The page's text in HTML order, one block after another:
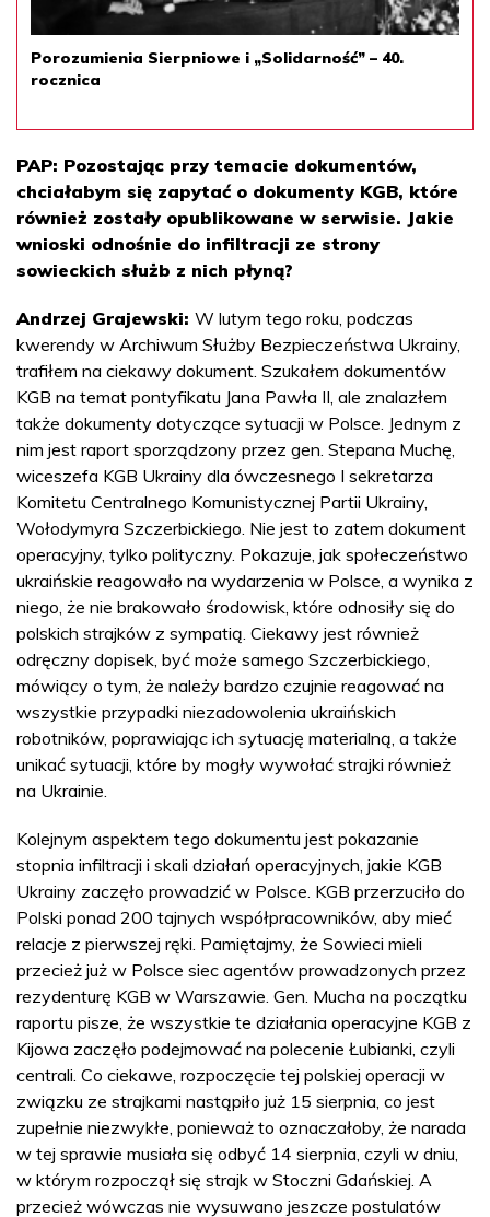
Porozumienia Sierpniowe i „Solidarność” – 40.
rocznica
PAP: Pozostając przy temacie dokumentów,
chciałabym się zapytać o dokumenty KGB, które
również zostały opublikowane w serwisie. Jakie
wnioski odnośnie do infiltracji ze strony
sowieckich służb z nich płyną?
Andrzej Grajewski: W lutym tego roku, podczas
kwerendy w Archiwum Służby Bezpieczeństwa Ukrainy,
trafiłem na ciekawy dokument. Szukałem dokumentów
KGB na temat pontyfikatu Jana Pawła II, ale znalazłem
także dokumenty dotyczące sytuacji w Polsce. Jednym z
nim jest raport sporządzony przez gen. Stepana Muchę,
wiceszefa KGB Ukrainy dla ówczesnego I sekretarza
Komitetu Centralnego Komunistycznej Partii Ukrainy,
Wołodymyra Szczerbickiego. Nie jest to zatem dokument
operacyjny, tylko polityczny. Pokazuje, jak społeczeństwo
ukraińskie reagowało na wydarzenia w Polsce, a wynika z
niego, że nie brakowało środowisk, które odnosiły się do
polskich strajków z sympatią. Ciekawy jest również
odręczny dopisek, być może samego Szczerbickiego,
mówiący o tym, że należy bardzo czujnie reagować na
wszystkie przypadki niezadowolenia ukraińskich
robotników, poprawiając ich sytuację materialną, a także
unikać sytuacji, które by mogły wywołać strajki również
na Ukrainie.
Kolejnym aspektem tego dokumentu jest pokazanie
stopnia infiltracji i skali działań operacyjnych, jakie KGB
Ukrainy zaczęło prowadzić w Polsce. KGB przerzuciło do
Polski ponad 200 tajnych współpracowników, aby mieć
relacje z pierwszej ręki. Pamiętajmy, że Sowieci mieli
przecież już w Polsce siec agentów prowadzonych przez
rezydenturę KGB w Warszawie. Gen. Mucha na początku
raportu pisze, że wszystkie te działania operacyjne KGB z
Kijowa zaczęło podejmować na polecenie Łubianki, czyli
centrali. Co ciekawe, rozpoczęcie tej polskiej operacji w
związku ze strajkami nastąpiło już 15 sierpnia, co jest
zupełnie niezwykłe, ponieważ to oznaczałoby, że narada
w tej sprawie musiała się odbyć 14 sierpnia, czyli w dniu,
w którym rozpoczął się strajk w Stoczni Gdańskiej. A
przecież wówczas nie wysuwano jeszcze postulatów